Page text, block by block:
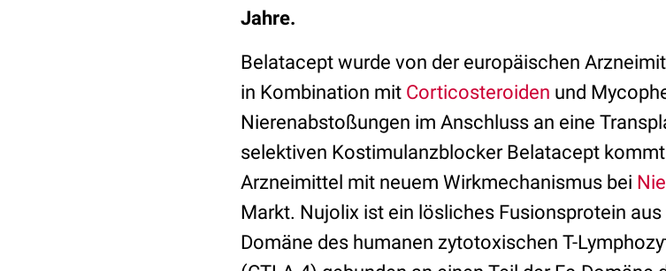
Jahre.
Belatacept wurde von der europäischen
in Kombination mit Corticosteroiden und
Nierenabstoßungen im Anschluss an eine
selektiven Kostimulanzblocker Belatacept
Arzneimittel mit neuem Wirkmechanismus bei
Markt. Nujolix ist ein lösliches Fusionsprotein
Domäne des humanen zytotoxischen T-